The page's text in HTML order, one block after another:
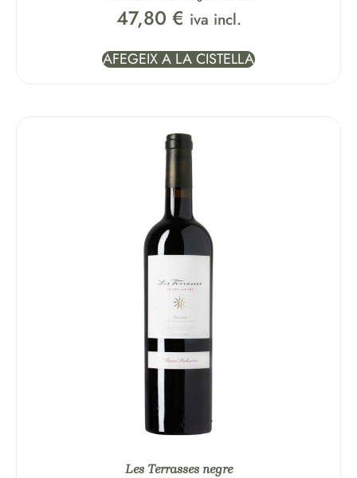
47,80 € iva incl.
AFEGEIX A LA CISTELLA
Les Terrasses negre